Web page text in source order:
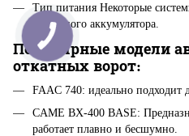
Тип питания Некоторые
резервного аккумулятора.
Популярные модели
откатных ворот:
FAAC 740: идеально подходит
CAME ВХ-400 BASE:
работает плавно и бесшумно.